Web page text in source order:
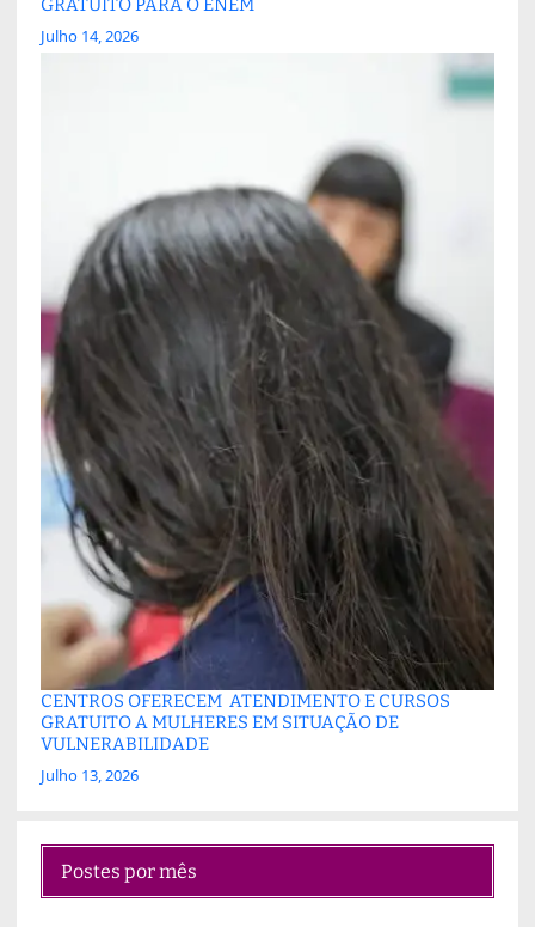
GRATUITO PARA O ENEM
Julho 14, 2026
CENTROS OFERECEM ATENDIMENTO E CURSOS
GRATUITO A MULHERES EM SITUAÇÃO DE
VULNERABILIDADE
Julho 13, 2026
Postes por mês